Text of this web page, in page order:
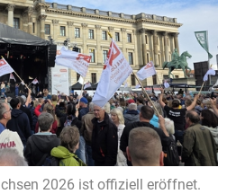
2026 ist offiziell eröffnet.